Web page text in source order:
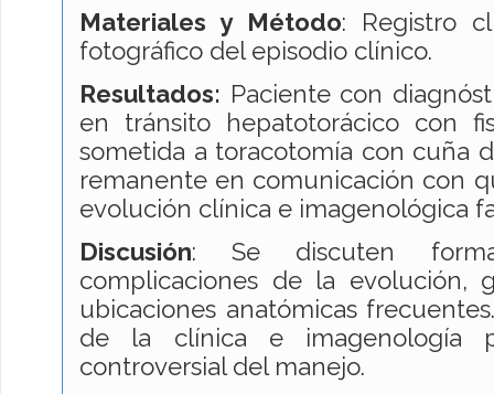
Materiales y Método: Registro
fotográfico del episodio clínico.
Resultados: Paciente con
en tránsito hepatotorácico con
sometida a toracotomía con cuña
remanente en comunicación con
evolución clínica e imagenológica
Discusión: Se discuten
complicaciones de la evolución,
ubicaciones anatómicas
de la clínica e imagenología
controversial del manejo.